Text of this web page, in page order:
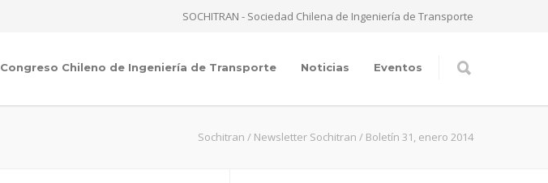
SOCHITRAN - Sociedad Chilena de Ingeniería de Transporte
Congreso Chileno de Ingeniería de Transporte Noticias Eventos
Sochitran / Newsletter Sochitran / Boletín 31, enero 2014